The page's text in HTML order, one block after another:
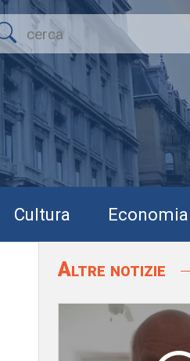
Cultura Economia
Altre notizie